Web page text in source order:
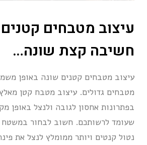
עיצוב מטבחים
חשיבה קצת שונה…
עיצוב מטבחים קטנים שונה באופן
מטבחים גדולים. עיצוב מטבח קטן
בפתרונות אחסון לגובה ולנצל באופן
שעומד לרשותכם. חשוב לבחור במשטח
נטול קנטים ויותר ממומלץ לנצל את